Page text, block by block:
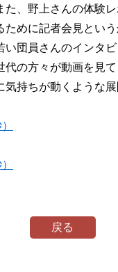
た、野上さんの体験
ために記者会見とい
い団員さんのインタ
代の方々が動画を見
気持ちが動くような展
戻る